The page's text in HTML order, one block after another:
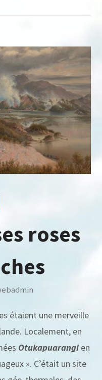
roses
étaient une merveille
Localement, en
Otukapuarangien
». C’était un site